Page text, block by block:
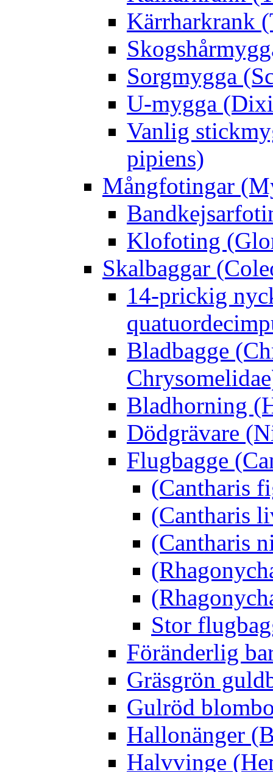
Kärrharkrank
Sorgmygga
U-mygga
Vanlig
pipiens)
Mångfotingar
Klofoting
Skalbaggar
14-prickig
Bladbagge
Bladhorning
Dödgrävare
Flugbagge
(Cantharis
(Cantharis
(Cantharis
Stor
Föränderlig
Gräsgrön
Gulröd
Hallonänger
Halvvinge